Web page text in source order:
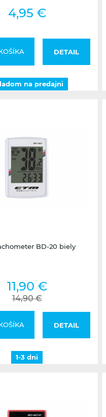
4,95 €
DETAIL
na predajni
BD-20 biely
11,90 €
14,90 €
DETAIL
1-3 dni